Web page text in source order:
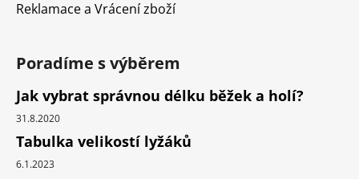
Reklamace a Vrácení zboží
Poradíme s výběrem
Jak vybrat správnou délku běžek a holí?
31.8.2020
Tabulka velikostí lyžáků
6.1.2023